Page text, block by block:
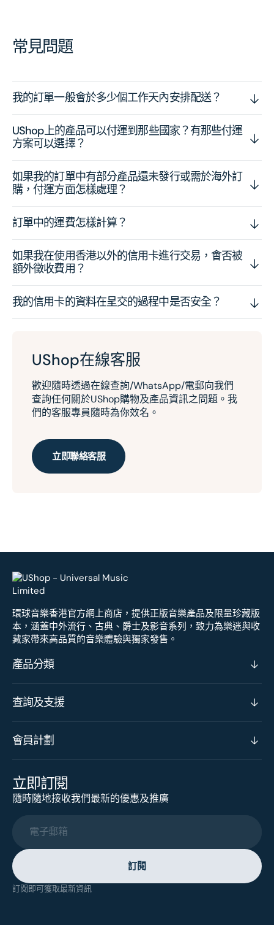
常見問題
我的訂單一般會於多少個工作天內安排配送？
UShop上的產品可以付運到那些國家？有那些付運
方案可以選擇？
如果我的訂單中有部分產品還未發行或需於海外訂
購，付運方面怎樣處理？
訂單中的運費怎樣計算？
如果我在使用香港以外的信用卡進行交易，會否被
額外徵收費用？
我的信用卡的資料在呈交的過程中是否安全？
UShop在線客服
歡迎隨時透過在線查詢/WhatsApp/電郵向我們
查詢任何關於UShop購物及產品資訊之問題。我
們的客服專員隨時為你效名。
立即聯絡客服
環球音樂香港官方網上商店，提供正版音樂產品及限量珍藏版
本，涵蓋中外流行、古典、爵士及影音系列，致力為樂迷與收
藏家帶來高品質的音樂體驗與獨家發售。
產品分類
查詢及支援
會員計劃
立即訂閱
隨時隨地接收我們最新的優惠及推廣
電子郵箱
訂閱
訂閱即可獲取最新資訊